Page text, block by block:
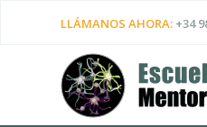
LLÁMANOS AHORA: +34